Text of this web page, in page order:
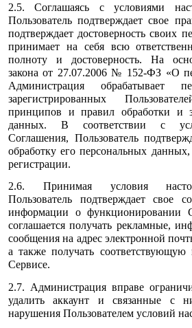
2.5. Соглашаясь с условиями
Пользователь подтверждает свое
подтверждает достоверность своих
принимает на себя всю
полноту и достоверность. На
закона от 27.07.2006 № 152-ФЗ «О
Администрация обрабатывает
зарегистрированных
принципов и правил обработки и
данных. В соответствии с
Соглашения, Пользователь
обработку его персональных
регистрации.
2.6. Принимая условия
Пользователь подтверждает свое
информации о функционировании
соглашается получать рекламные,
сообщения на адрес электронной
а также получать
Сервисе.
2.7. Администрация вправе
удалить аккаунт и связанные с
нарушения Пользователем условий